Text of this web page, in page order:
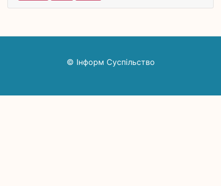
© Інформ Суспільство